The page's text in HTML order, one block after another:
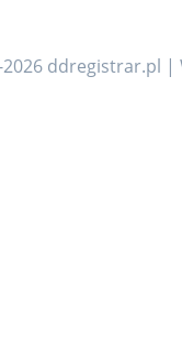
ddregistrar.pl |